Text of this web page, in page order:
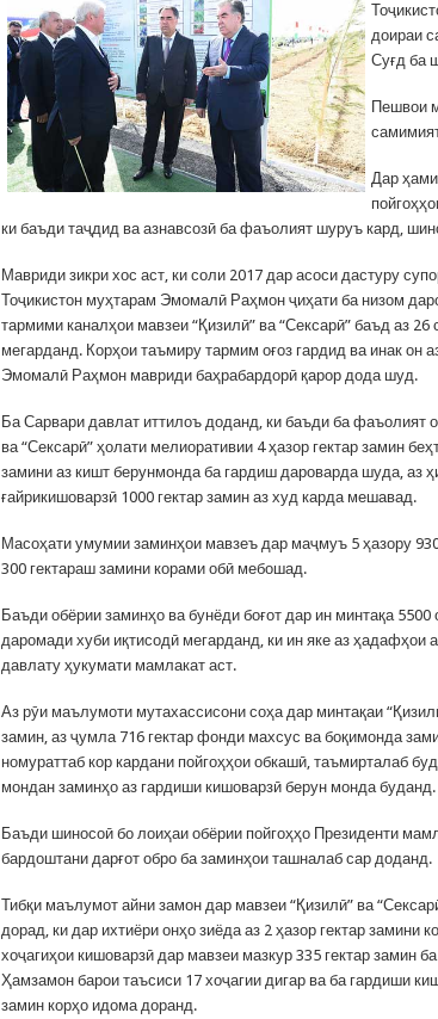
доираи
Суғд ба
Пешвои
Дар
ки баъди таҷдид ва азнавсозӣ ба фаъолият шуруъ кард,
Мавриди зикри хос аст, ки соли 2017 дар асоси дастуру
Тоҷикистон муҳтарам Эмомалӣ Раҳмон ҷиҳати ба низом
тармими каналҳои мавзеи “Қизилӣ” ва “Сексарӣ” баъд аз
мегарданд. Корҳои таъмиру тармим оғоз гардид ва инак
Эмомалӣ Раҳмон мавриди баҳрабардорӣ қарор дода шуд.
Ба Сарвари давлат иттилоъ доданд, ки баъди ба фаъолият
ва “Сексарӣ” ҳолати мелиоративии 4 ҳазор гектар замин
замини аз кишт берунмонда ба гардиш дароварда шуда, аз
ғайрикишоварзӣ 1000 гектар замин аз худ карда мешавад.
Масоҳати умумии заминҳои мавзеъ дар маҷмуъ 5 ҳазору
300 гектараш замини корами обӣ мебошад.
Баъди обёрии заминҳо ва бунёди боғот дар ин минтақа
даромади хуби иқтисодӣ мегарданд, ки ин яке аз ҳадафҳои
давлату ҳукумати мамлакат аст.
Аз рӯи маълумоти мутахассисони соҳа дар минтақаи
замин, аз ҷумла 716 гектар фонди махсус ва боқимонда
номураттаб кор кардани пойгоҳҳои обкашӣ, таъмирталаб
мондан заминҳо аз гардиши кишоварзӣ берун монда буданд.
Баъди шиносоӣ бо лоиҳаи обёрии пойгоҳҳо Президенти
бардоштани дарғот обро ба заминҳои ташналаб сар доданд.
Тибқи маълумот айни замон дар мавзеи “Қизилӣ” ва
дорад, ки дар ихтиёри онҳо зиёда аз 2 ҳазор гектар замини
хоҷагиҳои кишоварзӣ дар мавзеи мазкур 335 гектар замин
Ҳамзамон барои таъсиси 17 хоҷагии дигар ва ба гардиши
замин корҳо идома доранд.